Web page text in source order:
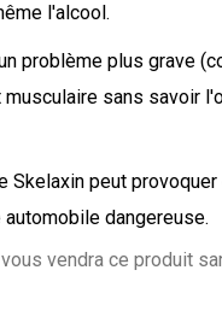
l'alcool.
problème plus grave
musculaire sans savoir
Skelaxin peut
dangereuse.
vendra ce produit